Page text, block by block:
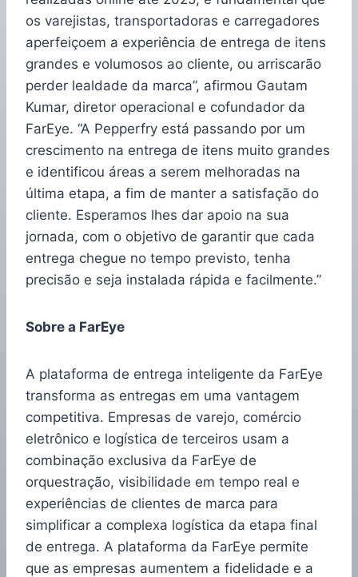
os varejistas, transportadoras e carregadores
aperfeiçoem a experiência de entrega de itens
grandes e volumosos ao cliente, ou arriscarão
perder lealdade da marca”, afirmou Gautam
Kumar, diretor operacional e cofundador da
FarEye. “A Pepperfry está passando por um
crescimento na entrega de itens muito grandes
e identificou áreas a serem melhoradas na
última etapa, a fim de manter a satisfação do
cliente. Esperamos lhes dar apoio na sua
jornada, com o objetivo de garantir que cada
entrega chegue no tempo previsto, tenha
precisão e seja instalada rápida e facilmente.”
Sobre a FarEye
A plataforma de entrega inteligente da FarEye
transforma as entregas em uma vantagem
competitiva. Empresas de varejo, comércio
eletrônico e logística de terceiros usam a
combinação exclusiva da FarEye de
orquestração, visibilidade em tempo real e
experiências de clientes de marca para
simplificar a complexa logística da etapa final
de entrega. A plataforma da FarEye permite
que as empresas aumentem a fidelidade e a